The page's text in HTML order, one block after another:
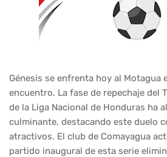
Génesis se enfrenta hoy al Motagua
encuentro. La fase de repechaje del
de la Liga Nacional de Honduras ha
culminante, destacando este duelo
atractivos. El club de Comayagua
partido inaugural de esta serie